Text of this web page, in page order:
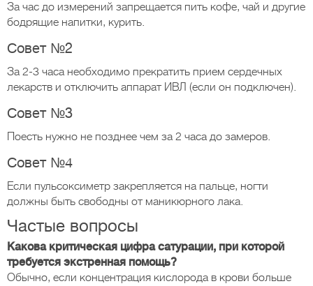
За час до измерений запрещается пить кофе, чай и другие
бодрящие напитки, курить.
Совет №2
За 2-3 часа необходимо прекратить прием сердечных
лекарств и отключить аппарат ИВЛ (если он подключен).
Совет №3
Поесть нужно не позднее чем за 2 часа до замеров.
Совет №4
Если пульсоксиметр закрепляется на пальце, ногти
должны быть свободны от маникюрного лака.
Частые вопросы
Какова критическая цифра сатурации, при которой
требуется экстренная помощь?
Обычно, если концентрация кислорода в крови больше